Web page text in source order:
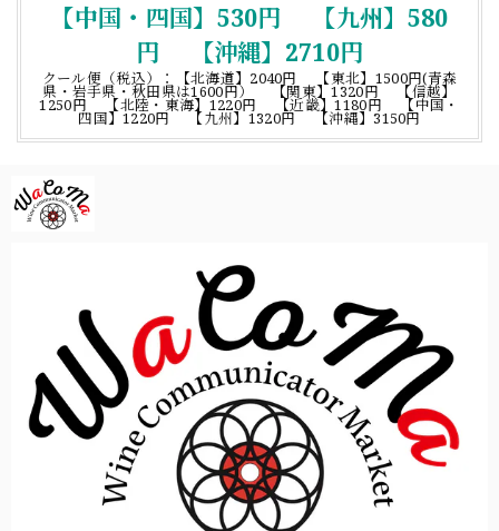
【中国・四国】530円 【九州】580
円 【沖縄】2710円
クール便（税込）：【北海道】2040円 【東北】1500円(青森
県・岩手県・秋田県は1600円） 【関東】1320円 【信越】
1250円 【北陸・東海】1220円 【近畿】1180円 【中国・
四国】1220円 【九州】1320円 【沖縄】3150円